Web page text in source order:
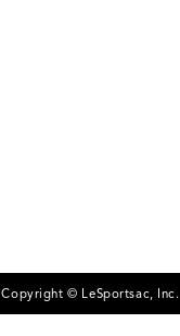
Copyright © LeSportsac, Inc.